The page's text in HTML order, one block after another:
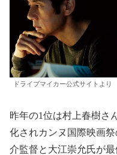
ドライブマイカー公式サイトより
昨年の1位は村上春樹さ
化されカンヌ国際映画
介監督と大江崇允氏が